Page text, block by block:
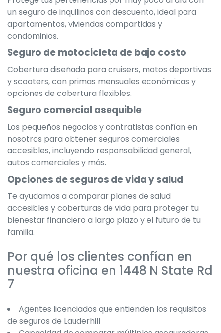
un seguro de inquilinos con descuento, ideal para
apartamentos, viviendas compartidas y
condominios.
Seguro de motocicleta de bajo costo
Cobertura diseñada para cruisers, motos deportivas
y scooters, con primas mensuales económicas y
opciones de cobertura flexibles.
Seguro comercial asequible
Los pequeños negocios y contratistas confían en
nosotros para obtener seguros comerciales
accesibles, incluyendo responsabilidad general,
autos comerciales y más.
Opciones de seguros de vida y salud
Te ayudamos a comparar planes de salud
accesibles y coberturas de vida para proteger tu
bienestar financiero a largo plazo y el futuro de tu
familia.
Por qué los clientes confían en
nuestra oficina en 1448 N State Rd
7
Agentes licenciados que entienden los requisitos
de seguros de Lauderhill